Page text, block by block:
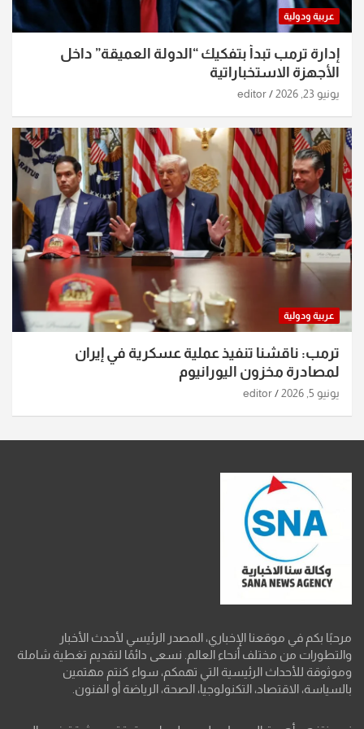
عربية ودولية
إدارة ترمب تبدأ بتفكيك “الدولة العميقة” داخل
الأجهزة الاستخباراتية
يونيو 23, 2026 editor
عربية ودولية
ترمب: ناقشنا تنفيذ عملية عسكرية في إيران
لمصادرة مخزون اليورانيوم
يونيو 5, 2026 editor
مرحبًا بكم في موقعنا الإخباري، المصدر الرئيسي لأحدث الأخبار
والتطورات من مختلف أنحاء العالم. نسعى دائمًا لتقديم تغطية شاملة
وموثوقة للأحداث الرئيسية التي تهمكم، سواء كنتم مهتمين
بالسياسة، الاقتصاد، التكنولوجيا، الصحة، الرياضة أو الفنون.